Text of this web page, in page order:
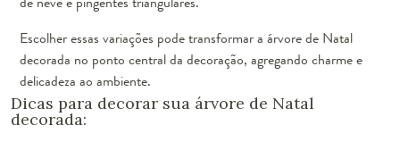
Escolher essas variações pode transformar a árvore de Natal
decorada no ponto central da decoração, agregando charme e
delicadeza ao ambiente.
Dicas para decorar sua árvore de Natal
decorada: